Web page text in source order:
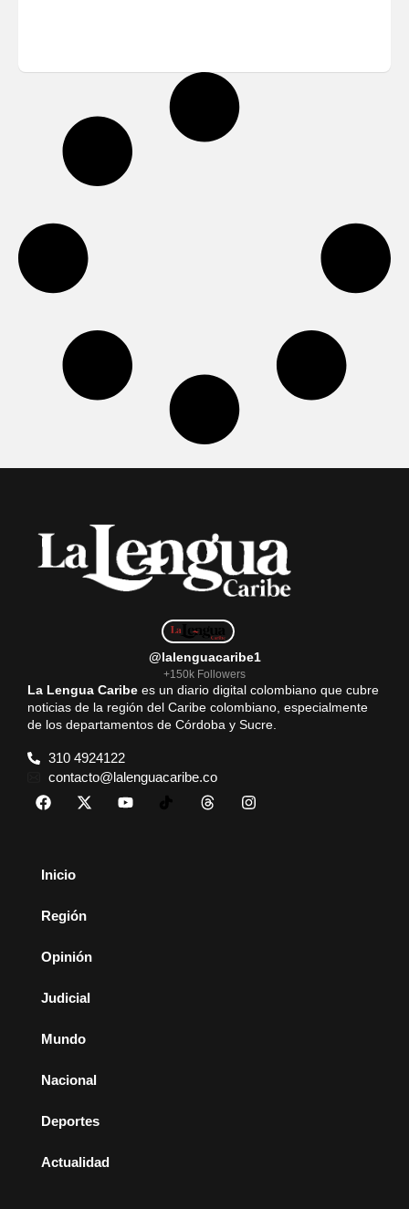
@lalenguacaribe1
+150k Followers
La Lengua Caribe es un diario digital colombiano que cubre
noticias de la región del Caribe colombiano, especialmente
de los departamentos de Córdoba y Sucre.
310 4924122
contacto@lalenguacaribe.co
Inicio
Región
Opinión
Judicial
Mundo
Nacional
Deportes
Actualidad